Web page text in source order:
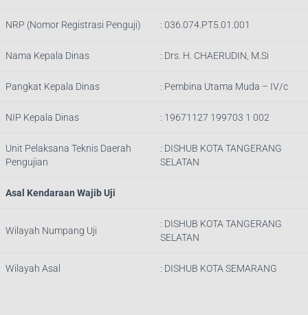
NRP (Nomor Registrasi Penguji) : 036.074.PT5.01.001
Nama Kepala Dinas : Drs. H. CHAERUDIN, M.Si
Pangkat Kepala Dinas : Pembina Utama Muda – IV/c
NIP Kepala Dinas : 19671127 199703 1 002
Unit Pelaksana Teknis Daerah
Pengujian
: DISHUB KOTA TANGERANG
SELATAN
Asal Kendaraan Wajib Uji
Wilayah Numpang Uji
: DISHUB KOTA TANGERANG
SELATAN
Wilayah Asal : DISHUB KOTA SEMARANG